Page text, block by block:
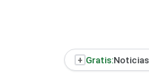
+ Gratis:Noticias